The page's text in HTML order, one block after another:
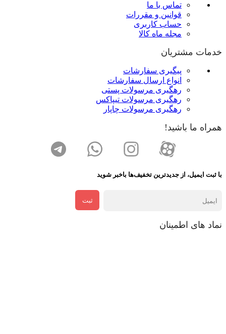
تماس با ما
قوانین و مقررات
حساب کاربری
مجله ماه کالا
خدمات مشتریان
پیگیری سفارشات
انواع ارسال سفارشات
رهگیری مرسولات پستی
رهگیری مرسولات تیپاکس
رهگیری مرسولات چاپار
همراه ما باشید!
با ثبت ایمیل، از جدید‌ترین تخفیف‌ها با‌خبر شوید
ثبت
نماد های اطمینان